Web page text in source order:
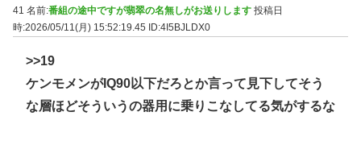
41 名前:番組の途中ですが翡翠の名無しがお送りします 投稿日
時:2026/05/11(月) 15:52:19.45 ID:4I5BJLDX0
>>19
ケンモメンがIQ90以下だろとか言って見下してそう
な層ほどそういうの器用に乗りこなしてる気がするな